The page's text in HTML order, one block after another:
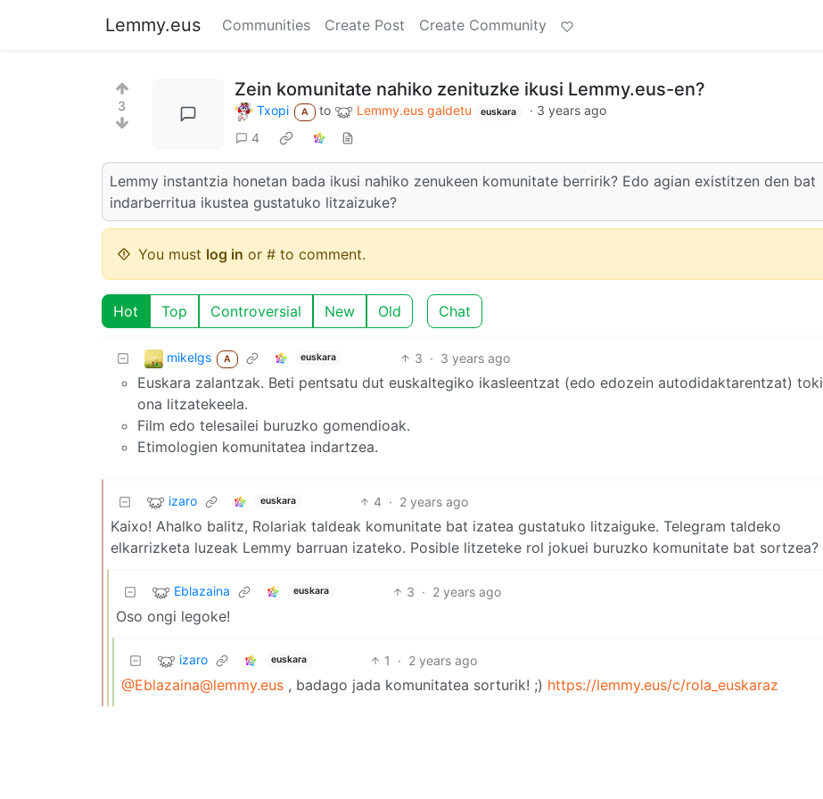
Lemmy.eus Communities Create Post Create Community
3
Zein komunitate nahiko zenituzke ikusi Lemmy.eus-en?
Txopi A to Lemmy.eus galdetu euskara · 3 years ago
4
Lemmy instantzia honetan bada ikusi nahiko zenukeen komunitate berririk? Edo agian existitzen den bat
indarberritua ikustea gustatuko litzaizuke?
You must log in or # to comment.
Hot Top Controversial New Old Chat
mikelgs A euskara 3 · 3 years ago
Euskara zalantzak. Beti pentsatu dut euskaltegiko ikasleentzat (edo edozein autodidaktarentzat) toki
ona litzatekeela.
Film edo telesailei buruzko gomendioak.
Etimologien komunitatea indartzea.
izaro euskara 4 · 2 years ago
Kaixo! Ahalko balitz, Rolariak taldeak komunitate bat izatea gustatuko litzaiguke. Telegram taldeko
elkarrizketa luzeak Lemmy barruan izateko. Posible litzeteke rol jokuei buruzko komunitate bat sortzea?
Eblazaina euskara 3 · 2 years ago
Oso ongi legoke!
izaro euskara 1 · 2 years ago
@Eblazaina@lemmy.eus , badago jada komunitatea sorturik! ;) https://lemmy.eus/c/rola_euskaraz